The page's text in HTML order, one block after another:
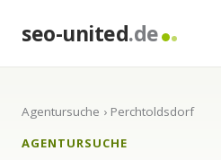
seo-united.de
Agentursuche › Perchtoldsdorf
AGENTURSUCHE